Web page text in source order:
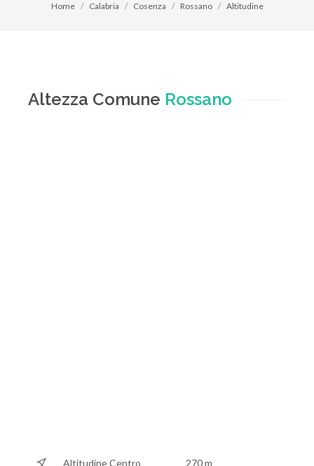
Home Calabria Cosenza Rossano Altitudine
Altezza Comune Rossano
Altitudine Centro
270 m